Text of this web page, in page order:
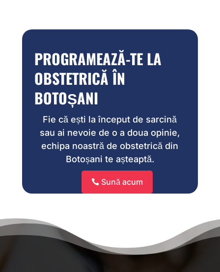
PROGRAMEAZĂ-TE LA
OBSTETRICĂ ÎN
BOTOȘANI
Fie că ești la început de sarcină
sau ai nevoie de o a doua opinie,
echipa noastră de obstetrică din
Botoșani te așteaptă.
Sună acum